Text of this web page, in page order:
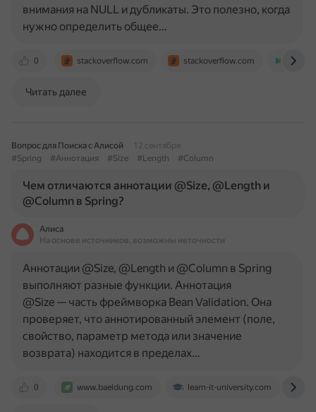
0 stackoverflow.com stackoverflow.com sky.pro
внимания на NULL и дубликаты. Это полезно, когда
нужно определить общее…
Читать далее
Вопрос для Поиска с Алисой
12 сентября
#Spring
#Аннотация #Size #Length #Column
Чем отличаются аннотации @Size, @Length и
@Column в Spring?
Алиса
На основе источников, возможны неточности
0 www.baeldung.com learn-it-university.com
Аннотации @Size, @Length и @Column в Spring
выполняют разные функции. Аннотация
@Size — часть фреймворка Bean Validation. Она
проверяет, что аннотированный элемент (поле,
свойство, параметр метода или значение
возврата) находится в пределах…